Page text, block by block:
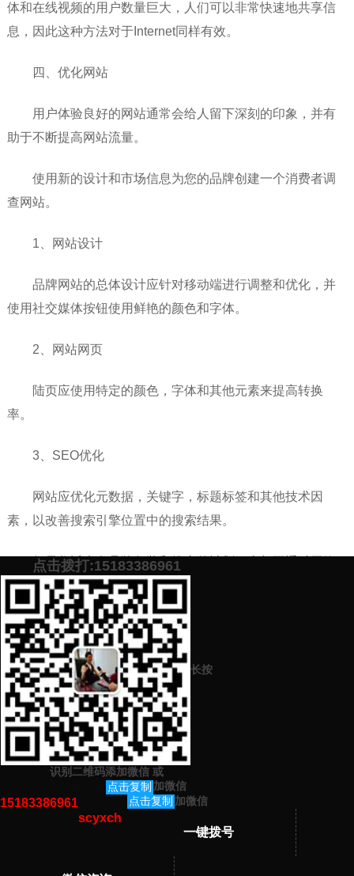
体和在线视频的用户数量巨大，人们可以非常快速地共享信
息，因此这种方法对于Internet同样有效。
四、优化网站
用户体验良好的网站通常会给人留下深刻的印象，并有
助于不断提高网站流量。
使用新的设计和市场信息为您的品牌创建一个消费者调
查网站。
1、网站设计
品牌网站的总体设计应针对移动端进行调整和优化，并
使用社交媒体按钮使用鲜艳的颜色和字体。
2、网站网页
陆页应使用特定的颜色，字体和其他元素来提高转换
率。
3、SEO优化
网站应优化元数据，关键字，标题标签和其他技术因
素，以改善搜索引擎位置中的搜索结果。
如果您近也有品牌包装和推广的计划，也想要通过网络
来快速提升品牌知名度，加下面微信，免费提供高效的
营销推广方案。
预约营销老师 添加微信号：scyxch
案！
上一篇：如何快速打开品牌知名度（手把手教你品牌推广方法）
下一篇：现在什么网站推广产品效果好（快速提高销量）
猜你感兴趣的内容
暂无相关文章！
点击拨打:15183386961
长按
识别二维码添加微信 或
点击复制
15183386961
加微信
点击复制
scyxch
加微信
一键拨号